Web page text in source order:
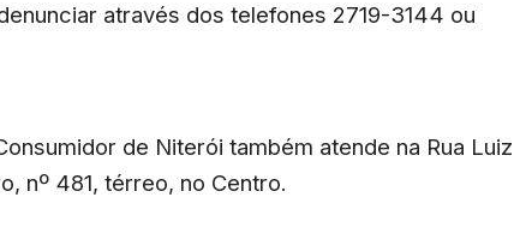
através dos telefones 2719-3144 ou
de Niterói também atende na Rua Luiz
nº 481, térreo, no Centro.